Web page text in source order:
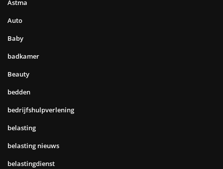
Astma
Auto
Baby
badkamer
Beauty
bedden
bedrijfshulpverlening
belasting
belasting nieuws
belastingdienst